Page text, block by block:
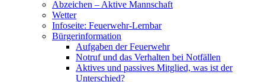
Abzeichen – Aktive Mannschaft
Wetter
Infoseite: Feuerwehr-Lernbar
Bürgerinformation
Aufgaben der Feuerwehr
Notruf und das Verhalten bei Notfällen
Aktives und passives Mitglied, was ist der
Unterschied?